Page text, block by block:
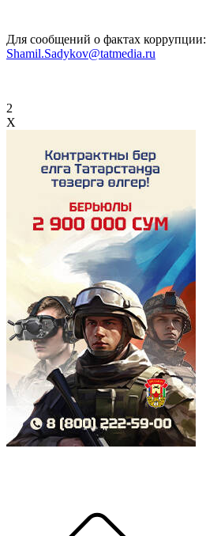
Для сообщений о фактах коррупции:
Shamil.Sadykov@tatmedia.ru
2
X